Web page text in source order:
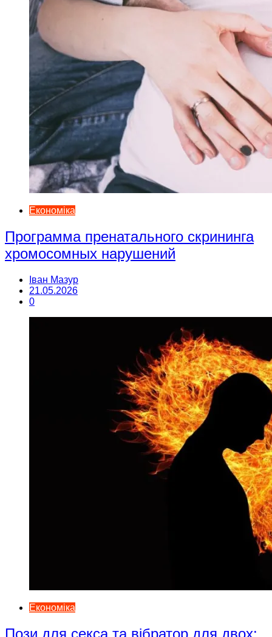
Економіка
Программа пренатального скрининга
хромосомных нарушений
Іван Мазур
21.05.2026
0
Економіка
Пози для секса та вібратор для двох: